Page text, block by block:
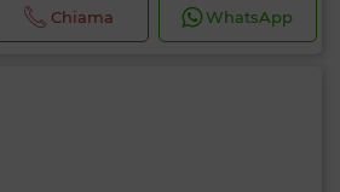
Chiama WhatsApp